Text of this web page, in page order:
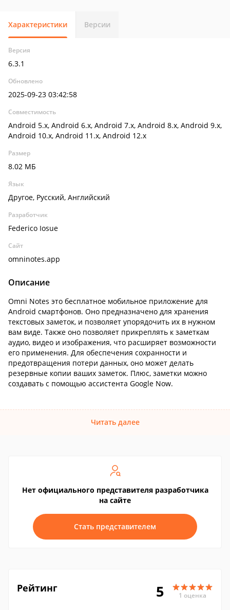
Характеристики Версии
Версия
6.3.1
Обновлено
2025-09-23 03:42:58
Совместимость
Android 5.x, Android 6.x, Android 7.x, Android 8.x, Android 9.x,
Android 10.x, Android 11.x, Android 12.x
Размер
8.02 МБ
Язык
Другое, Русский, Английский
Разработчик
Federico Iosue
Сайт
omninotes.app
Описание
Omni Notes это бесплатное мобильное приложение для
Android смартфонов. Оно предназначено для хранения
текстовых заметок, и позволяет упорядочить их в нужном
вам виде. Также оно позволяет прикреплять к заметкам
аудио, видео и изображения, что расширяет возможности
его применения. Для обеспечения сохранности и
предотвращения потери данных, оно может делать
резервные копии ваших заметок. Плюс, заметки можно
создавать с помощью ассистента Google Now.
Читать далее
Нет официального представителя разработчика
на сайте
Стать представителем
Рейтинг 5 1 оценка